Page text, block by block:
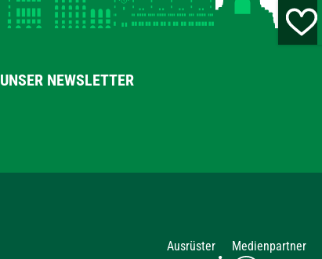
UNSER NEWSLETTER
Ausrüster
Medienpartner